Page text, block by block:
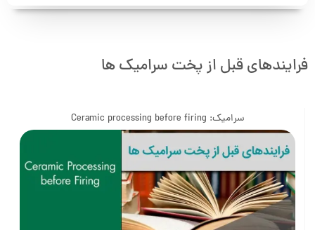
فرایندهای قبل از پخت سرامیک ها
سرامیک: Ceramic processing before firing